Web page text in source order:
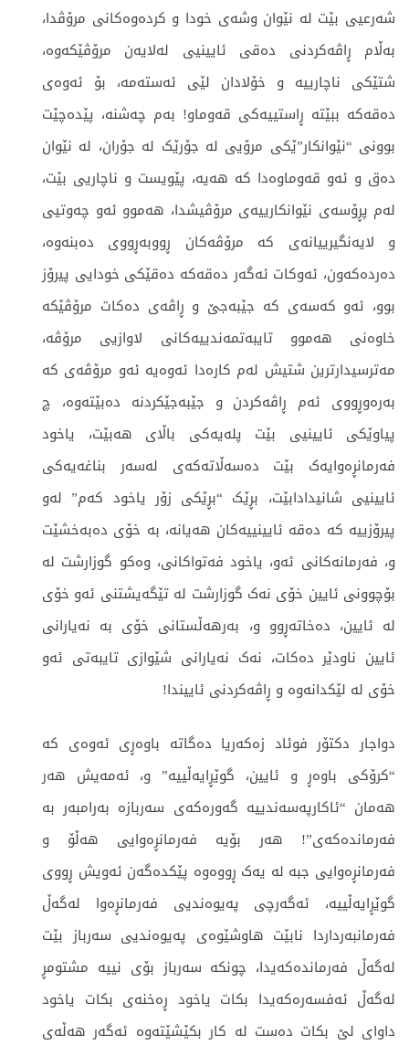
شەرعیی بێت لە نێوان وشەی خودا و کردەوەکانی مرۆڤدا،
بەڵام ڕاڤەکردنی دەقی ئایینیی لەلایەن مرۆڤێکەوە،
شتێکی ناچارییە و خۆلادان لێی ئەستەمە، بۆ ئەوەی
دەقەکە ببێتە ڕاستییەکی قەوماو! بەم چەشنە، پێدەچێت
بوونی “نێوانکار”ێکی مرۆیی لە جۆرێک لە جۆران، لە نێوان
دەق و ئەو قەوماوەدا کە هەیە، پێویست و ناچاریی بێت،
لەم پڕۆسەی نێوانکارییەی مرۆڤیشدا، هەموو ئەو چەوتیی
و لایەنگیرییانەی کە مرۆڤەکان ڕووبەڕووی دەبنەوە،
دەردەکەون، ئەوکات ئەگەر دەقەکە دەقێکی خودایی پیرۆز
بوو، ئەو کەسەی کە جێبەجێ و ڕاڤەی دەکات مرۆڤێکە
خاوەنی هەموو تایبەتمەندییەکانی لاوازیی مرۆڤە،
مەترسیدارترین شتیش لەم کارەدا ئەوەیە ئەو مرۆڤەی کە
بەرەوڕووی ئەم ڕاڤەکردن و جێبەجێکردنە دەبێتەوە، چ
پیاوێکی ئایینیی بێت پلەیەکی باڵای هەبێت، یاخود
فەرمانڕەوایەک بێت دەسەڵاتەکەی لەسەر بناغەیەکی
ئایینیی شانیدادابێت، بڕێک “بڕێکی زۆر یاخود کەم” لەو
پیرۆزییە کە دەقە ئایینییەکان هەیانە، بە خۆی دەبەخشێت
و، فەرمانەکانی ئەو، یاخود فەتواکانی، وەکو گوزارشت لە
بۆچوونی ئایین خۆی نەک گوزارشت لە تێگەیشتنی ئەو خۆی
لە ئایین، دەخاتەڕوو و، بەرهەڵستانی خۆی بە نەیارانی
ئایین ناودێر دەکات، نەک نەیارانی شێوازی تایبەتی ئەو
خۆی لە لێکدانەوە و ڕاڤەکردنی ئاییندا!
دواجار دکتۆر فوئاد زەکەریا دەگاتە باوەڕی ئەوەی کە
“کرۆکی باوەڕ و ئایین، گوێڕایەڵییە” و، ئەمەیش هەر
هەمان “ئاکارپەسەندییە گەورەکەی سەربازە بەرامبەر بە
فەرماندەکەی”! هەر بۆیە فەرمانڕەوایی هەڵۆ و
فەرمانڕەوایی جبە لە یەک ڕووەوە پێکدەگەن ئەویش ڕووی
گوێڕایەڵییە، ئەگەرچی پەیوەندیی فەرمانڕەوا لەگەڵ
فەرمانبەرداردا نابێت هاوشێوەی پەیوەندیی سەرباز بێت
لەگەڵ فەرماندەکەیدا، چونکە سەرباز بۆی نییە مشتومڕ
لەگەڵ ئەفسەرەکەیدا بکات یاخود ڕەخنەی بکات یاخود
داوای لێ بکات دەست لە کار بکێشێتەوە ئەگەر هەڵەی